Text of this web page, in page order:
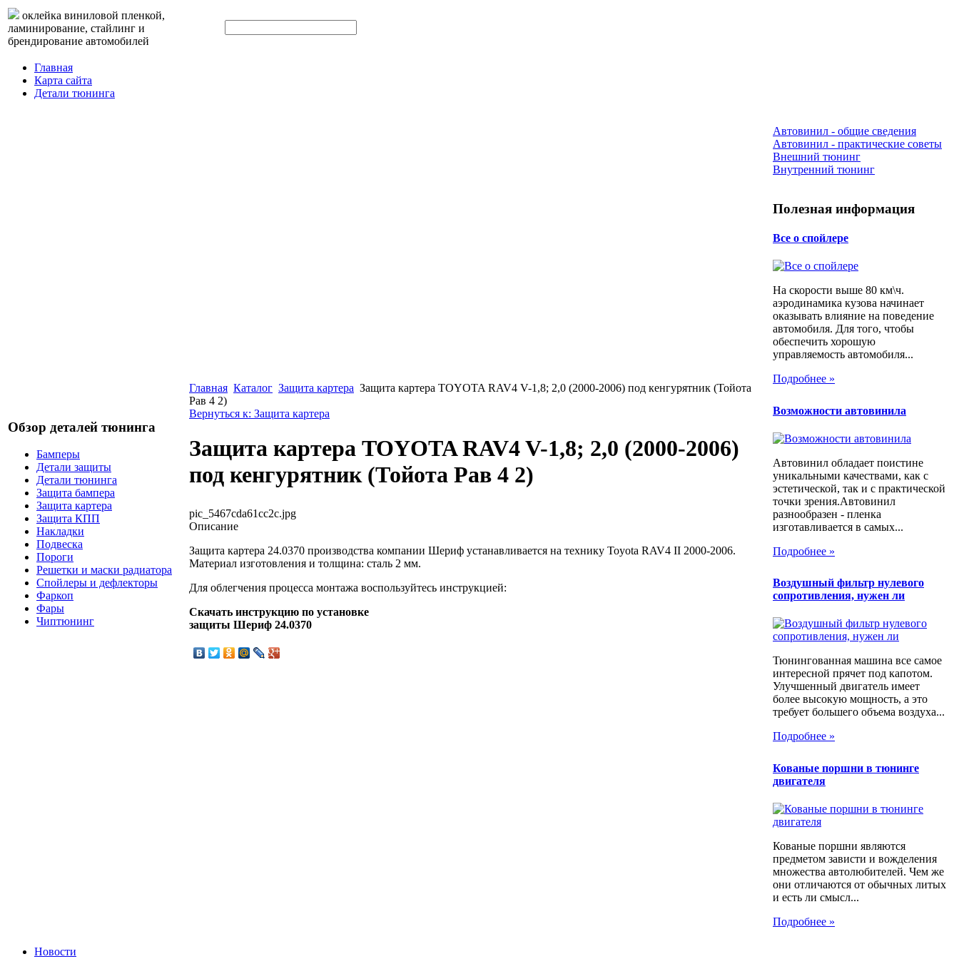
оклейка виниловой пленкой,
ламинирование, стайлинг и
брендирование автомобилей
Главная
Карта сайта
Детали тюнинга
Обзор деталей тюнинга
Бамперы
Детали защиты
Детали тюнинга
Защита бампера
Защита картера
Защита КПП
Накладки
Подвеска
Пороги
Решетки и маски радиатора
Спойлеры и дефлекторы
Фаркоп
Фары
Чиптюнинг
Главная Каталог Защита картера Защита картера TOYOTA RAV4 V-1,8; 2,0 (2000-2006) под кенгурятник (Тойота
Рав 4 2)
Вернуться к: Защита картера
Защита картера TOYOTA RAV4 V-1,8; 2,0 (2000-2006)
под кенгурятник (Тойота Рав 4 2)
pic_5467cda61cc2c.jpg
Описание
Защита картера 24.0370 производства компании Шериф устанавливается на технику Toyota RAV4 II 2000-2006.
Материал изготовления и толщина: сталь 2 мм.
Для облегчения процесса монтажа воспользуйтесь инструкцией:
Скачать инструкцию по установке
защиты Шериф 24.0370
Автовинил - общие сведения
Автовинил - практические советы
Внешний тюнинг
Внутренний тюнинг
Полезная информация
Все о спойлере
На скорости выше 80 км\ч.
аэродинамика кузова начинает
оказывать влияние на поведение
автомобиля. Для того, чтобы
обеспечить хорошую
управляемость автомобиля...
Подробнее »
Возможности автовинила
Автовинил обладает поистине
уникальными качествами, как с
эстетической, так и с практической
точки зрения.Автовинил
разнообразен - пленка
изготавливается в самых...
Подробнее »
Воздушный фильтр нулевого
сопротивления, нужен ли
Тюнингованная машина все самое
интересной прячет под капотом.
Улучшенный двигатель имеет
более высокую мощность, а это
требует большего объема воздуха...
Подробнее »
Кованые поршни в тюнинге
двигателя
Кованые поршни являются
предметом зависти и вожделения
множества автолюбителей. Чем же
они отличаются от обычных литых
и есть ли смысл...
Подробнее »
Новости